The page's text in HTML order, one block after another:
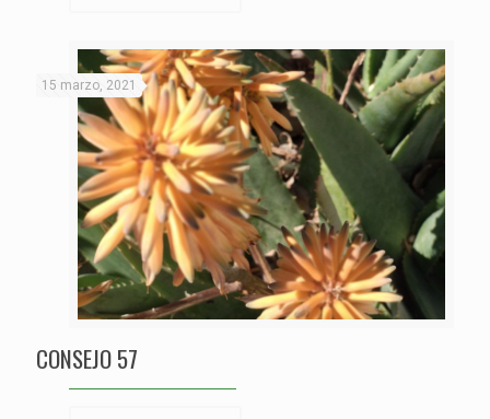
15 marzo, 2021
CONSEJO 57